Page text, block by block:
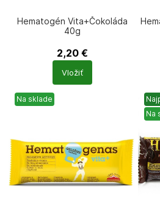
Hematogén Vita+Čokoláda
40g
2,20 €
Počet
produktů
Vložiť
Na sklade
Na